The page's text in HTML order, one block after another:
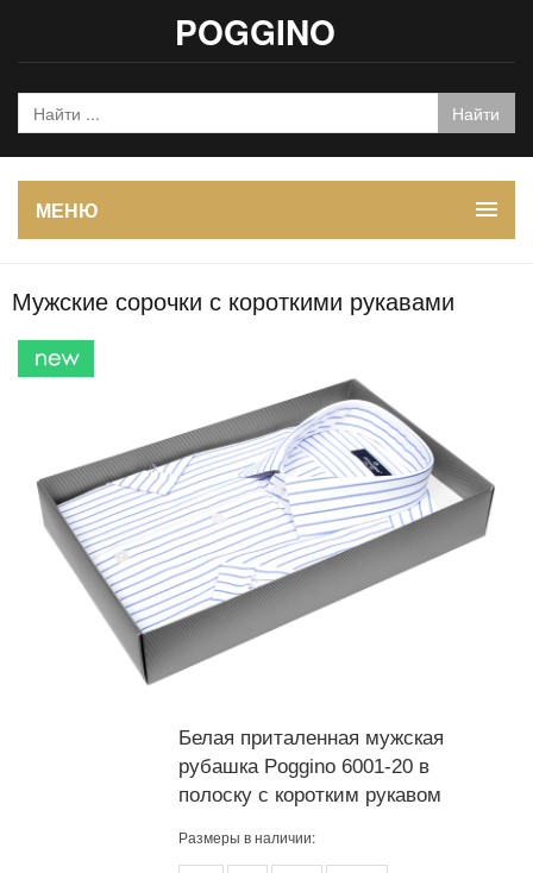
POGGINO
МЕНЮ
Мужские сорочки с короткими рукавами
Белая приталенная мужская
рубашка Poggino 6001-20 в
полоску с коротким рукавом
Размеры в наличии: